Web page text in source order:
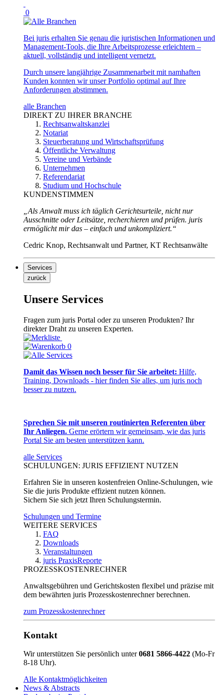
0
Bei juris erhalten Sie genau die juristischen Informationen und
Management-Tools, die Ihre Arbeitsprozesse erleichtern –
aktuell, vollständig und intelligent vernetzt.
Durch unsere langjährige Zusammenarbeit mit namhaften
Kunden konnten wir unser Portfolio optimal auf Ihre
Anforderungen abstimmen.
alle Branchen
DIREKT ZU IHRER BRANCHE
Rechtsanwaltskanzlei
Notariat
Steuerberatung und Wirtschaftsprüfung
Öffentliche Verwaltung
Vereine und Verbände
Unternehmen
Referendariat
Studium und Hochschule
KUNDENSTIMMEN
„Als Anwalt muss ich täglich Gerichtsurteile, nicht nur
Ausschnitte oder Leitsätze, recherchieren und prüfen. juris
ermöglicht mir das – einfach und unkompliziert.“
Cedric Knop, Rechtsanwalt und Partner, KT Rechtsanwälte
Services
zurück
Unsere Services
Fragen zum juris Portal oder zu unseren Produkten? Ihr
direkter Draht zu unseren Experten.
0
Damit das Wissen noch besser für Sie arbeitet: Hilfe,
Training, Downloads - hier finden Sie alles, um juris noch
besser zu nutzen.
Sprechen Sie mit unseren routinierten Referenten über
Ihr Anliegen. Gerne erörtern wir gemeinsam, wie das juris
Portal Sie am besten unterstützen kann.
alle Services
SCHULUNGEN: JURIS EFFIZIENT NUTZEN
Erfahren Sie in unseren kostenfreien Online-Schulungen, wie
Sie die juris Produkte effizient nutzen können.
Sichern Sie sich jetzt Ihren Schulungstermin.
Schulungen und Termine
WEITERE SERVICES
FAQ
Downloads
Veranstaltungen
juris PraxisReporte
PROZESSKOSTENRECHNER
Anwaltsgebühren und Gerichtskosten flexibel und präzise mit
dem bewährten juris Prozesskostenrechner berechnen.
zum Prozesskostenrechner
Kontakt
Wir unterstützen Sie persönlich unter0681 5866-4422 (Mo-Fr
8-18 Uhr).
Alle Kontaktmöglichkeiten
News & Abstracts